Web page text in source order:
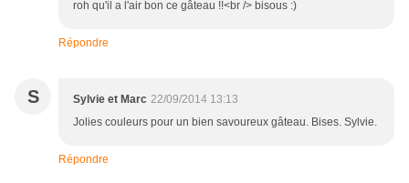
roh qu'il a l'air bon ce gâteau !!<br /> bisous :)
Répondre
S Sylvie et Marc 22/09/2014 13:13
Jolies couleurs pour un bien savoureux gâteau. Bises. Sylvie.
Répondre